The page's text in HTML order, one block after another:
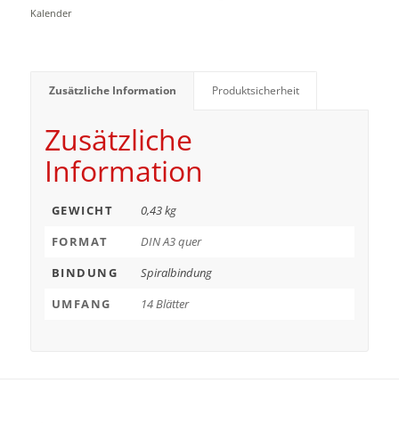
Kalender
Zusätzliche Information Produktsicherheit
Zusätzliche
Information
GEWICHT
0,43 kg
FORMAT
DIN A3 quer
BINDUNG
Spiralbindung
UMFANG
14 Blätter